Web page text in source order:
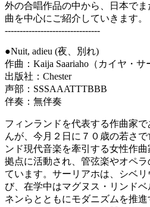
外の合唱作品の中から、日本で
曲を中心にご紹介していきます。
--------------------------------
●Nuit, adieu (夜、別れ)
作曲：Kaija Saariaho（カイヤ・サ
出版社：Chester
声部：SSSAAATTTBBB
伴奏：無伴奏
フィンランドを代表する作曲家
んが、今月２日に７０歳の若さ
ンド現代音楽を牽引する女性作
拠点に活動され、管弦楽やオペ
ています。サーリアホは、シベ
び、在学中はマグヌス・リンド
ネンらとともにモダニズムを推